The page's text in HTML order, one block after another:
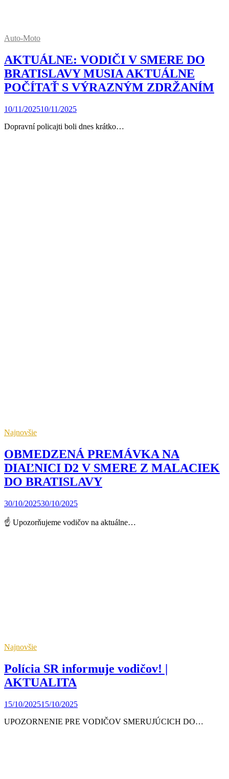
Auto-Moto
AKTUÁLNE: VODIČI V SMERE DO
BRATISLAVY MUSIA AKTUÁLNE
POČÍTAŤ S VÝRAZNÝM ZDRŽANÍM
10/11/202510/11/2025
Dopravní policajti boli dnes krátko…
Najnovšie
OBMEDZENÁ PREMÁVKA NA
DIAĽNICI D2 V SMERE Z MALACIEK
DO BRATISLAVY
30/10/202530/10/2025
☝ Upozorňujeme vodičov na aktuálne…
Najnovšie
Polícia SR informuje vodičov! |
AKTUALITA
15/10/202515/10/2025
UPOZORNENIE PRE VODIČOV SMERUJÚCICH DO…